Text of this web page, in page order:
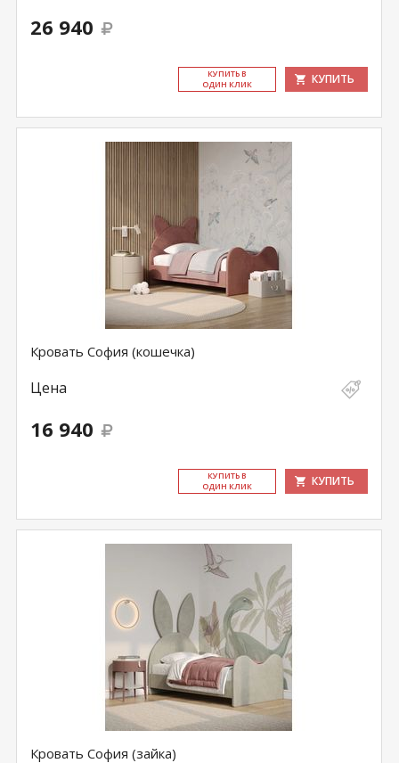
26 940
КУ­ПИТЬ В
ОДИН КЛИК
КУПИТЬ
Кровать София (кошечка)
Цена
16 940
КУ­ПИТЬ В
ОДИН КЛИК
КУПИТЬ
Кровать София (зайка)